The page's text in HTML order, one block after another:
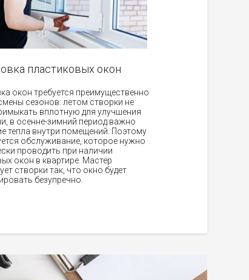
пластиковых окон
окон требуется преимущественно
сезонов: летом створки не
вплотную для улучшения
в осенне-зимний период важно
тепла внутри помещений. Поэтому
обслуживание, которое нужно
проводить при наличии
окон в квартире. Мастер
створки так, что окно будет
безупречно.